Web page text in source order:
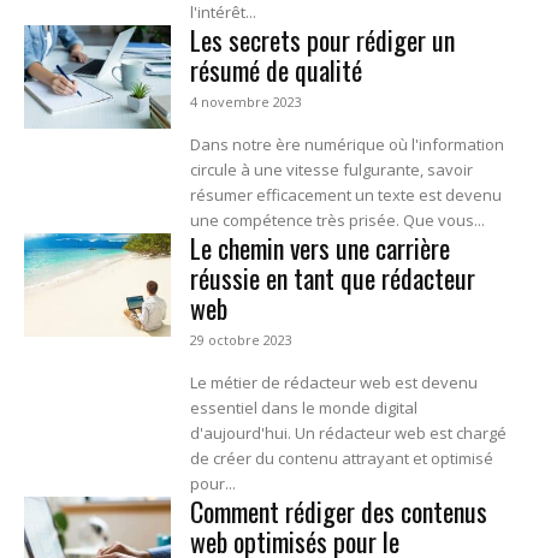
l'intérêt...
Les secrets pour rédiger un
résumé de qualité
4 novembre 2023
Dans notre ère numérique où l'information
circule à une vitesse fulgurante, savoir
résumer efficacement un texte est devenu
une compétence très prisée. Que vous...
Le chemin vers une carrière
réussie en tant que rédacteur
web
29 octobre 2023
Le métier de rédacteur web est devenu
essentiel dans le monde digital
d'aujourd'hui. Un rédacteur web est chargé
de créer du contenu attrayant et optimisé
pour...
Comment rédiger des contenus
web optimisés pour le